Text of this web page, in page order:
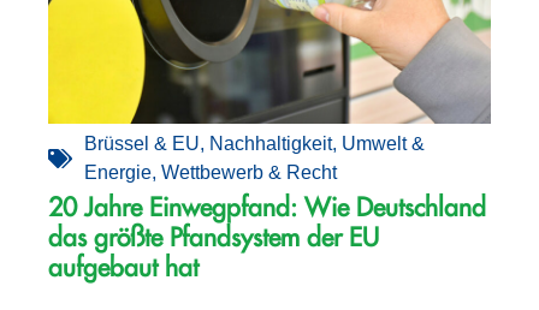
Brüssel & EU, Nachhaltigkeit, Umwelt &
Energie, Wettbewerb & Recht
20 Jahre Einwegpfand: Wie Deutschland
das größte Pfandsystem der EU
aufgebaut hat